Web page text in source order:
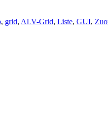
, grid, ALV-Grid, Liste, GUI,